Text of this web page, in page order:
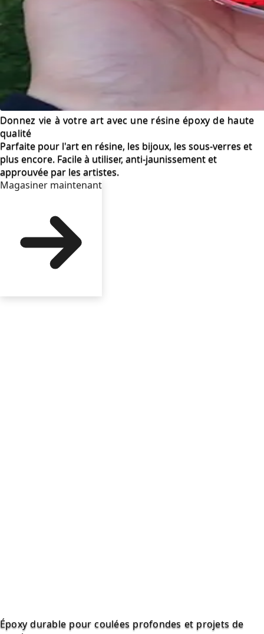
Donnez vie à votre art avec une résine époxy de haute
qualité
Parfaite pour l'art en résine, les bijoux, les sous-verres et
plus encore. Facile à utiliser, anti‑jaunissement et
approuvée par les artistes.
Magasiner maintenant
Époxy durable pour coulées profondes et projets de